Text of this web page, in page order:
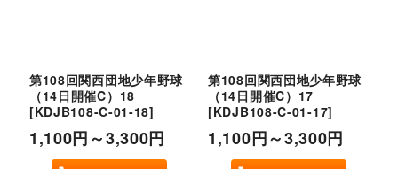
第108回関西団地少年野球
（14日開催C）18
[KDJB108-C-01-18]
1,100円～3,300円
第108回関西団地少年野球
（14日開催C）17
[KDJB108-C-01-17]
1,100円～3,300円